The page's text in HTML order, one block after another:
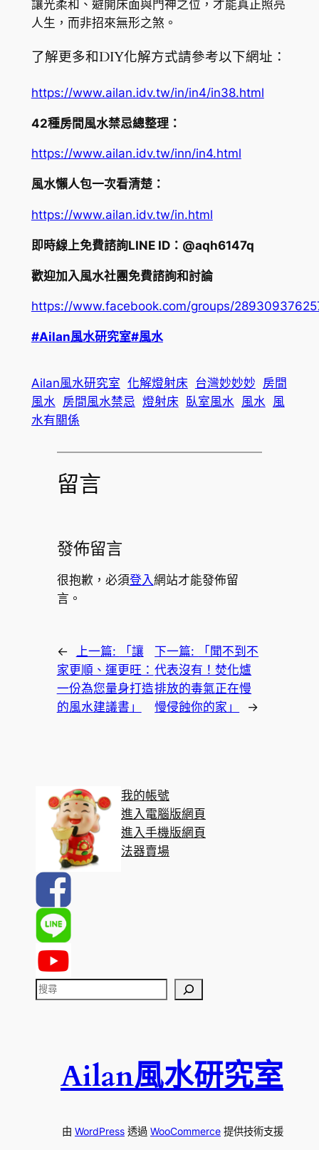
讓光柔和、避開床面與門神之位，才能真正照亮
人生，而非招來無形之煞。
了解更多和DIY化解方式請參考以下網址：
https://www.ailan.idv.tw/in/in4/in38.html
42種房間風水禁忌總整理：
https://www.ailan.idv.tw/inn/in4.html
風水懶人包一次看清楚：
https://www.ailan.idv.tw/in.html
即時線上免費諮詢LINE ID：@aqh6147q
歡迎加入風水社團免費諮詢和討論
https://www.facebook.com/groups/
#Ailan風水研究室#風水
Ailan風水研究室 化解燈射床 台灣妙妙妙 房間
風水 房間風水禁忌 燈射床 臥室風水 風水 風
水有關係
留言
發佈留言
很抱歉，必須登入網站才能發佈留
言。
← 上一篇:
「讓
家更順、運更旺：
一份為您量身打造
的風水建議書」
下一篇:
「聞不到不
代表沒有！焚化爐
排放的毒氣正在慢
慢侵蝕你的家」
→
我的帳號
進入電腦版網頁
進入手機版網頁
法器賣場
搜
Ailan風水研究室
由 WordPress 透過 WooCommerce 提供技術支援